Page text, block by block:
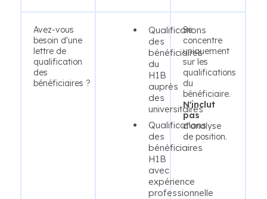
Avez-vous
besoin d'une
lettre de
qualification
des
bénéficiaires ?
Qualifications
des
bénéficiaires
du
H1B
auprès
des
universitaires
Qualifications
des
bénéficiaires
H1B
avec
expérience
professionnelle
Se
concentre
uniquement
sur les
qualifications
du
bénéficiaire.
N'inclut
pas
d'analyse
de position.